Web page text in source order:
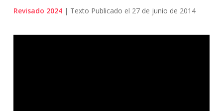
Revisado 2024 | Texto Publicado el 27 de junio de 2014